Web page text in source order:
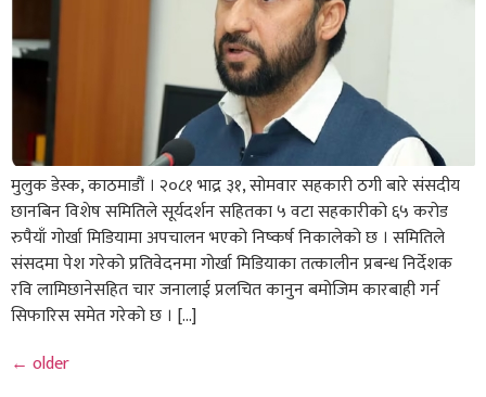
मुलुक डेस्क, काठमाडौं । २०८१ भाद्र ३१, सोमवार सहकारी ठगी बारे संसदीय
छानबिन विशेष समितिले सूर्यदर्शन सहितका ५ वटा सहकारीको ६५ करोड
रुपैयाँ गोर्खा मिडियामा अपचालन भएको निष्कर्ष निकालेको छ । समितिले
संसदमा पेश गरेको प्रतिवेदनमा गोर्खा मिडियाका तत्कालीन प्रबन्ध निर्देशक
रवि लामिछानेसहित चार जनालाई प्रलचित कानुन बमोजिम कारबाही गर्न
सिफारिस समेत गरेको छ । […]
← older